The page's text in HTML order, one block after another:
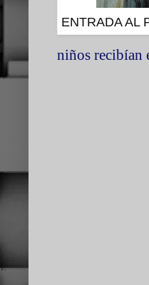
ENTRADA AL
niños recibían